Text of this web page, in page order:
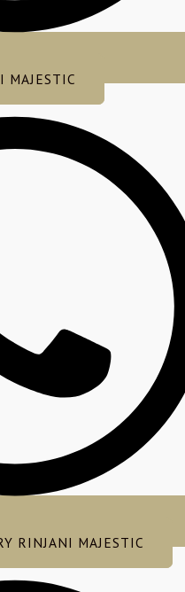
MAJESTIC
RINJANI MAJESTIC